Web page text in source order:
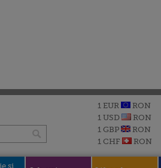
1 EUR
RON
1 USD
RON
1 GBP
RON
1 CHF
RON
si